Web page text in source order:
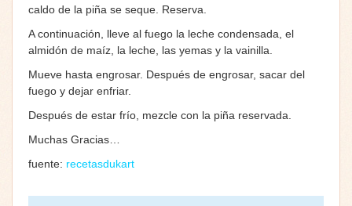
caldo de la piña se seque. Reserva.
A continuación, lleve al fuego la leche condensada, el
almidón de maíz, la leche, las yemas y la vainilla.
Mueve hasta engrosar. Después de engrosar, sacar del
fuego y dejar enfriar.
Después de estar frío, mezcle con la piña reservada.
Muchas Gracias…
fuente: recetasdukart